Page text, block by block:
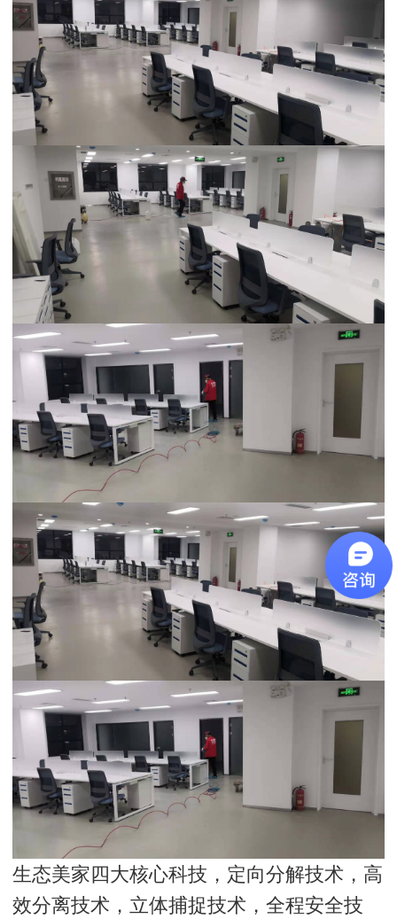
生态美家四大核心科技，定向分解技术，高
效分离技术，立体捕捉技术，全程安全技